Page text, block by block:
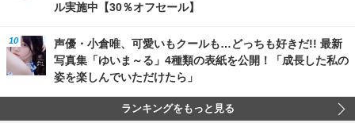
ル実施中【30％オフセール】
声優・小倉唯、可愛いもクールも…どっちも好きだ!! 最新
写真集「ゆいま～る」4種類の表紙を公開！「成長した私の
姿を楽しんでいただけたら」
ランキングをもっと見る